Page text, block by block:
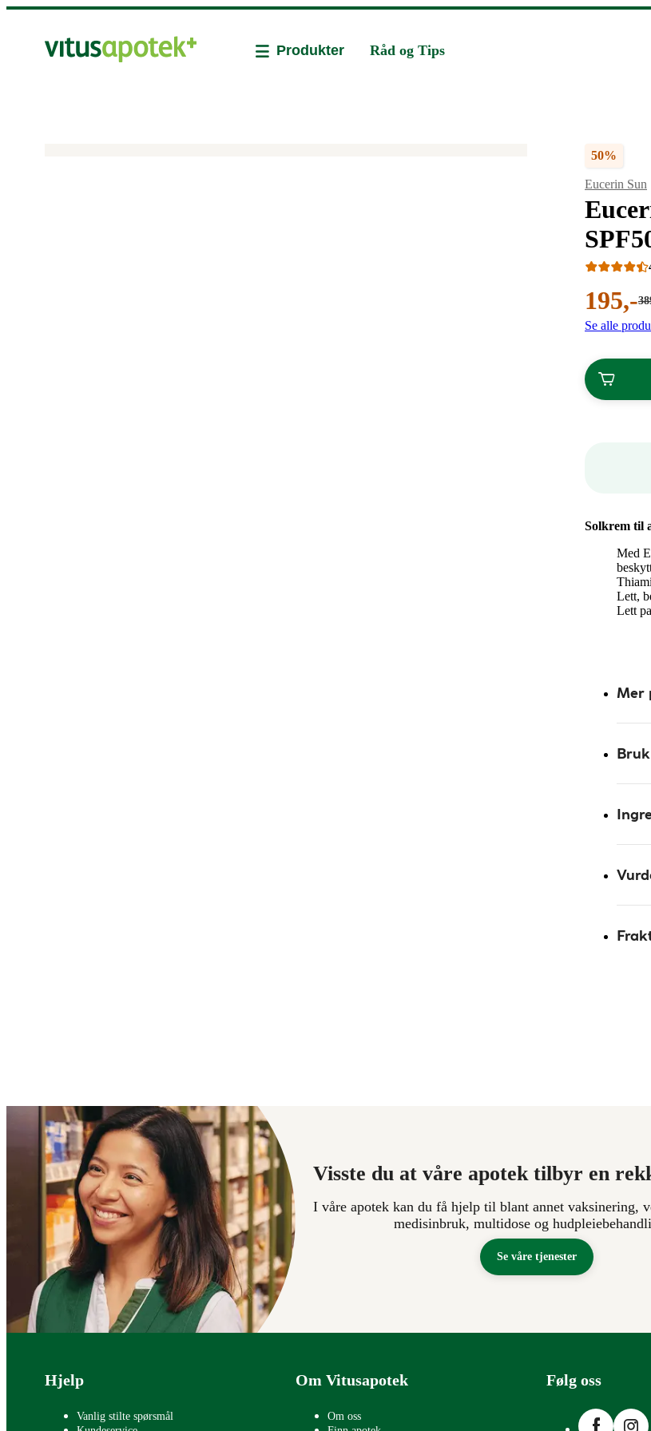
Produkter Råd og Tips
50%
Merke:
Eucerin Sun
pris:
195,-
Se alle
Solkrem til
Med
Lett,
Lett
Mer
Visste du at våre apotek tilbyr en
I våre apotek kan du få hjelp til blant annet vaksinering,
medisinbruk, multidose og
Se våre tjenester
Bunntekst
Hjelp
Vanlig stilte spørsmål
Om Vitusapotek
Om oss
Følg oss
Facebook